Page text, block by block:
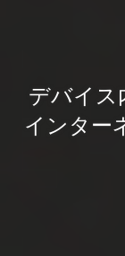
デバイス
インター
計測タイ
イム